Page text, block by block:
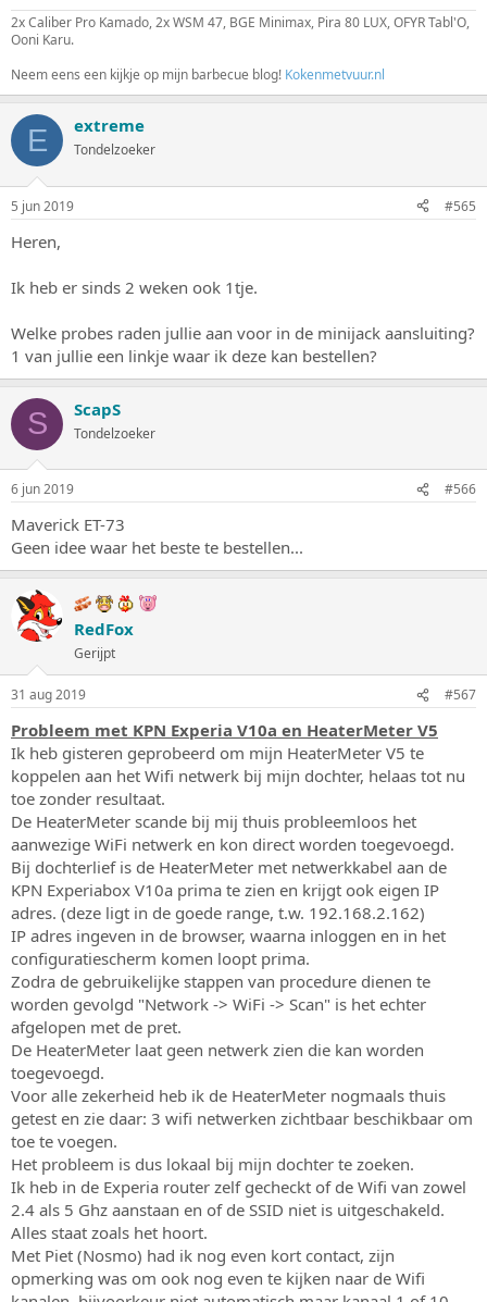
2x Caliber Pro Kamado, 2x WSM 47, BGE Minimax, Pira 80 LUX, OFYR Tabl'O,
Ooni Karu.
Neem eens een kijkje op mijn barbecue blog! Kokenmetvuur.nl
E extreme
Tondelzoeker
5 jun 2019 #565
Heren,
Ik heb er sinds 2 weken ook 1tje.
Welke probes raden jullie aan voor in de minijack aansluiting?
1 van jullie een linkje waar ik deze kan bestellen?
S ScapS
Tondelzoeker
6 jun 2019 #566
Maverick ET-73
Geen idee waar het beste te bestellen...
RedFox
Gerijpt
31 aug 2019 #567
Probleem met KPN Experia V10a en HeaterMeter V5
Ik heb gisteren geprobeerd om mijn HeaterMeter V5 te
koppelen aan het Wifi netwerk bij mijn dochter, helaas tot nu
toe zonder resultaat.
De HeaterMeter scande bij mij thuis probleemloos het
aanwezige WiFi netwerk en kon direct worden toegevoegd.
Bij dochterlief is de HeaterMeter met netwerkkabel aan de
KPN Experiabox V10a prima te zien en krijgt ook eigen IP
adres. (deze ligt in de goede range, t.w. 192.168.2.162)
IP adres ingeven in de browser, waarna inloggen en in het
configuratiescherm komen loopt prima.
Zodra de gebruikelijke stappen van procedure dienen te
worden gevolgd "Network -> WiFi -> Scan" is het echter
afgelopen met de pret.
De HeaterMeter laat geen netwerk zien die kan worden
toegevoegd.
Voor alle zekerheid heb ik de HeaterMeter nogmaals thuis
getest en zie daar: 3 wifi netwerken zichtbaar beschikbaar om
toe te voegen.
Het probleem is dus lokaal bij mijn dochter te zoeken.
Ik heb in de Experia router zelf gecheckt of de Wifi van zowel
2.4 als 5 Ghz aanstaan en of de SSID niet is uitgeschakeld.
Alles staat zoals het hoort.
Met Piet (Nosmo) had ik nog even kort contact, zijn
opmerking was om ook nog even te kijken naar de Wifi